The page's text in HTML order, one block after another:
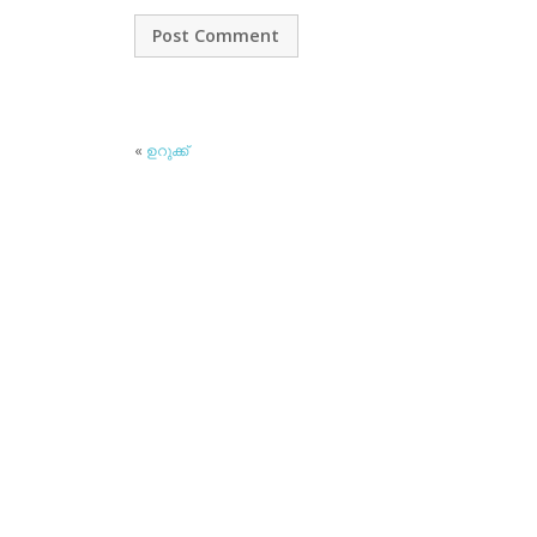
« ഉറുക്ക്‌